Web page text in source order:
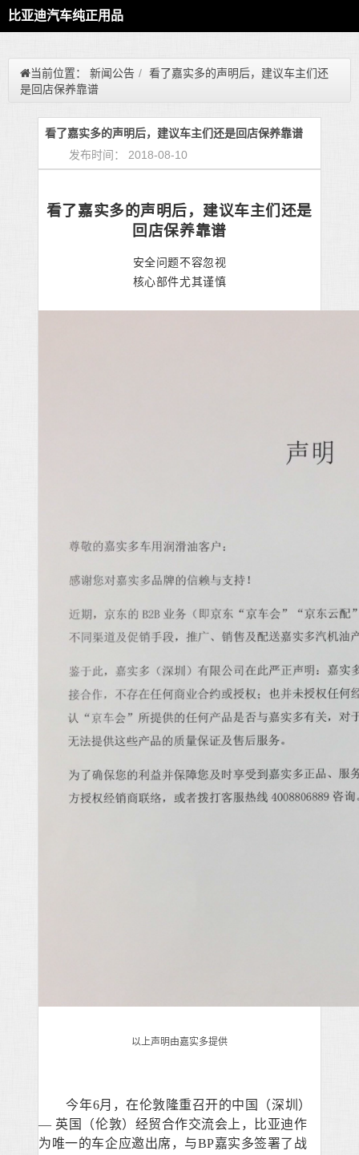
比亚迪汽车纯正用品
当前位置： 新闻公告 / 看了嘉实多的声明后，建议车主们还
是回店保养靠谱
看了嘉实多的声明后，建议车主们还是回店保养靠谱
发布时间： 2018-08-10
看了嘉实多的声明后，建议车主们还是
回店保养靠谱
安全问题不容忽视
核心部件尤其谨慎
以上声明由嘉实多提供
今年6月，在伦敦隆重召开的中国（深圳）
— 英国（伦敦）经贸合作交流会上，比亚迪作
为唯一的车企应邀出席，与BP嘉实多签署了战